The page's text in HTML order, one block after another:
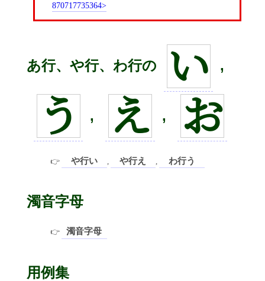
870717735364
あ行、や行、わ行の い ,
う , え , お
や行い や行え わ行う
濁音字母
濁音字母
用例集